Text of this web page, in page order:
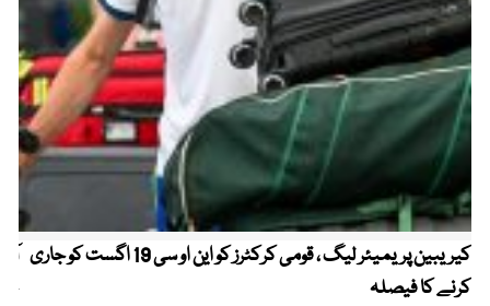
کیریبین پریمیئر لیگ ، قومی کرکٹرز کو این او سی 19 اگست کو جاری
کرنے کا فیصلہ